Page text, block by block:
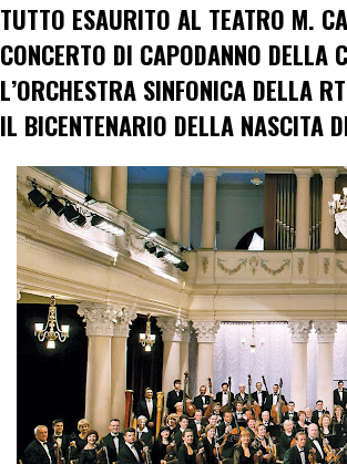
TUTTO ESAURITO AL TEATRO M.
CONCERTO DI CAPODANNO DELLA
L’ORCHESTRA SINFONICA DELLA
IL BICENTENARIO DELLA NASCITA